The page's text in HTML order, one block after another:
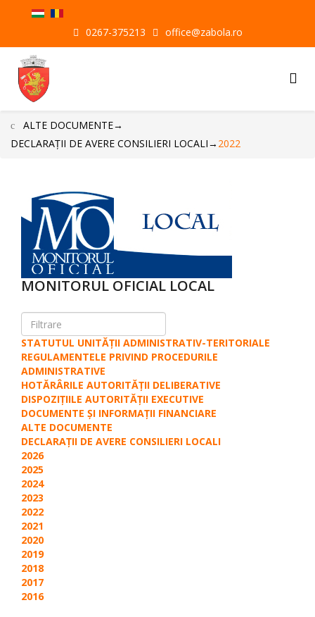
0267-375213 office@zabola.ro
ALTE DOCUMENTE→
DECLARAŢII DE AVERE CONSILIERI LOCALI→ 2022
MONITORUL OFICIAL LOCAL
STATUTUL UNITĂȚII ADMINISTRATIV-TERITORIALE
REGULAMENTELE PRIVIND PROCEDURILE
ADMINISTRATIVE
HOTĂRÂRILE AUTORITĂȚII DELIBERATIVE
DISPOZIȚIILE AUTORITĂȚII EXECUTIVE
DOCUMENTE ȘI INFORMAȚII FINANCIARE
ALTE DOCUMENTE
DECLARAŢII DE AVERE CONSILIERI LOCALI
2026
2025
2024
2023
2022
2021
2020
2019
2018
2017
2016